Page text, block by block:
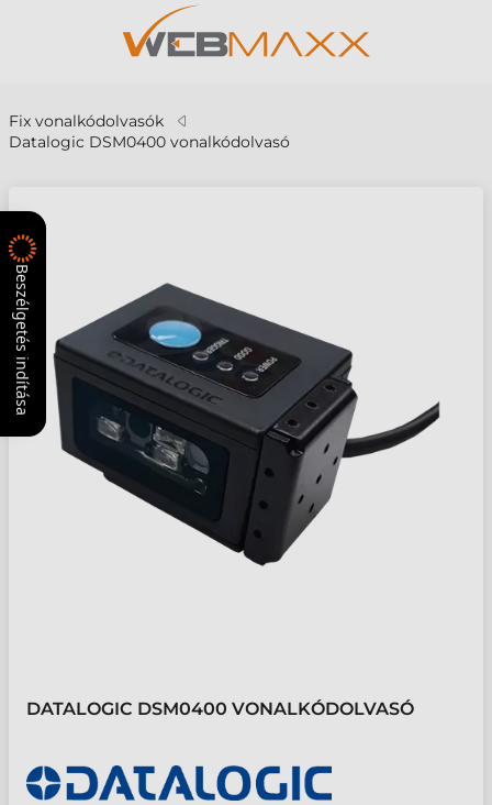
Fix vonalkódolvasók
Datalogic DSM0400 vonalkódolvasó
DATALOGIC DSM0400 VONALKÓDOLVASÓ
Beszélgetés indítása